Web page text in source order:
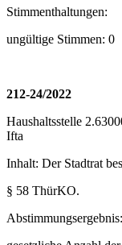
Stimmenthaltungen:
ungültige Stimmen: 0
212-24/2022
Haushaltsstelle
Ifta
Inhalt: Der Stadtrat
§ 58 ThürKO.
Abstimmungsergebnis: